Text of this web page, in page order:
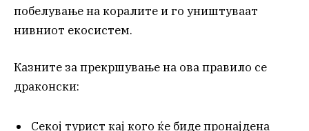
побелување на коралите и го уништуваат
нивниот екосистем.
Казните за прекршување на ова правило се
драконски:
Секој турист кај кого ќе биде пронајдена